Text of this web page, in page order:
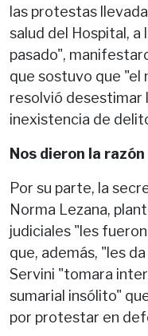
las protestas
salud del Hospital,
pasado",
que sostuvo que
resolvió desestimar
inexistencia de
Nos dieron la razón
Por su parte, la
Norma Lezana,
judiciales "les
que, además, "les
Servini "tomara
sumarial insólito"
por protestar en